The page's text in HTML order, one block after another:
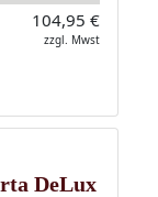
104,95 €
zzgl. Mwst
DeLux